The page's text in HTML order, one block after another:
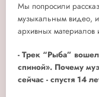
Мы попросили
музыкальным видео,
архивных материалов
- Трек “Рыба”
спиной». Почему
сейчас - спустя 14